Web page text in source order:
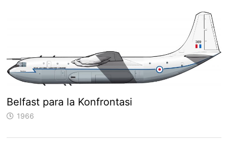
Belfast para la Konfrontasi
1966